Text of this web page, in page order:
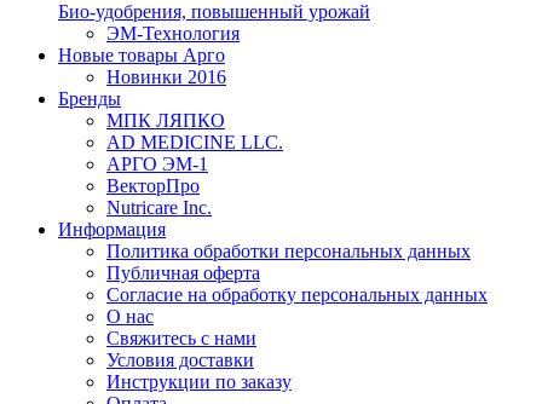
Био-удобрения, повышенный урожай
ЭМ-Технология
Новые товары Арго
Новинки 2016
Бренды
МПК ЛЯПКО
AD MEDICINE LLC.
АРГО ЭМ-1
ВекторПро
Nutricare Inc.
Информация
Политика обработки персональных данных
Публичная оферта
Согласие на обработку персональных данных
О нас
Свяжитесь с нами
Условия доставки
Инструкции по заказу